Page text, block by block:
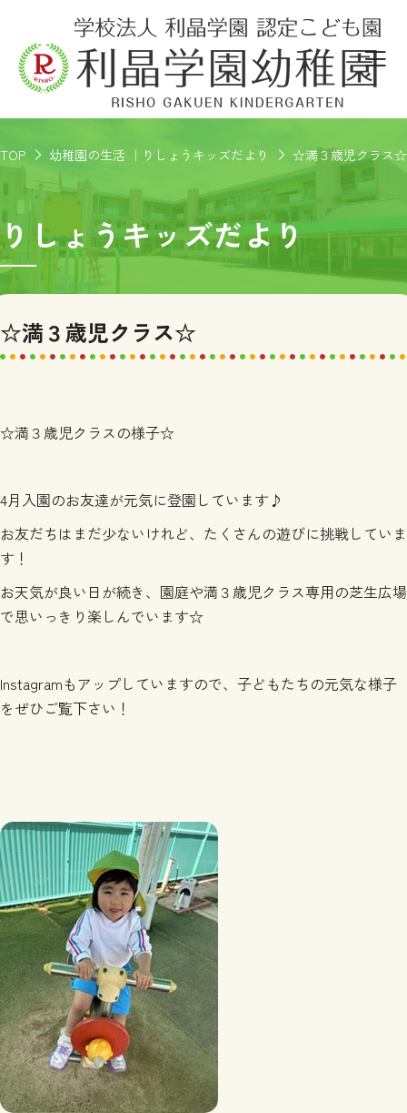
TOP 幼稚園の生活 ｜りしょうキッズだより ☆満３歳児クラス☆
りしょうキッズだより
☆満３歳児クラス☆
☆満３歳児クラスの様子☆
4月入園のお友達が元気に登園しています♪
お友だちはまだ少ないけれど、たくさんの遊びに挑戦していま
す！
お天気が良い日が続き、園庭や満３歳児クラス専用の芝生広場
で思いっきり楽しんでいます☆
Instagramもアップしていますので、子どもたちの元気な様子
をぜひご覧下さい！